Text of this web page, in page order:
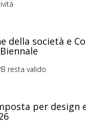
della società e
resta valido
per design